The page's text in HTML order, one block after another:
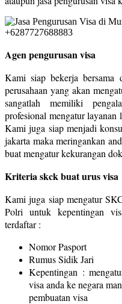
Agen pengurusan visa
Kami siap bekerja bersama
perusahaan yang akan
sangatlah memiliki
profesional mengatur layanan
Kami juga siap menjadi
jakarta maka meringankan
buat mengatur kekurangan
Kriteria skck buat urus visa
Kami juga siap mengatur
Polri untuk kepentingan
terdaftar :
Nomor Pasport
Rumus Sidik Jari
Kepentingan :
visa anda ke negara
pembuatan visa